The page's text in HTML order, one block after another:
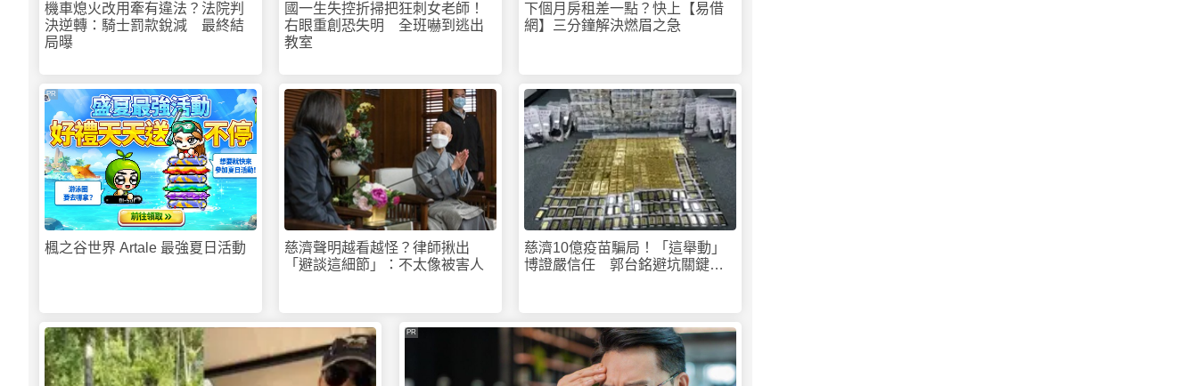
機車熄火改用牽有違法？法院判
決逆轉：騎士罰款銳減 最終結
局曝
國一生失控折掃把狂刺女老師！
右眼重創恐失明 全班嚇到逃出
教室
下個月房租差一點？快上【易借
網】三分鐘解決燃眉之急
楓之谷世界 Artale 最強夏日活動
PR
慈濟聲明越看越怪？律師揪出
「避談這細節」：不太像被害人
慈濟10億疫苗騙局！「這舉動」
博證嚴信任 郭台銘避坑關鍵曝
PR